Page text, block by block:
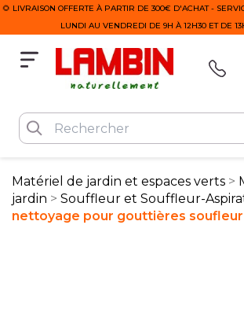
🌻 LIVRAISON OFFERTE À PARTIR DE 300€ D'ACHAT -
LUNDI AU VENDREDI DE 9H À 12H30 ET DE
Matériel de jardin et espaces verts
jardin
Souffleur et Souffleur-
nettoyage pour gouttières soufleur